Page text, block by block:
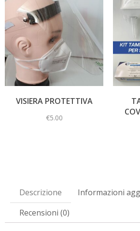
VISIERA PROTETTIVA
€5.00
Descrizione
Informazioni
Recensioni (0)